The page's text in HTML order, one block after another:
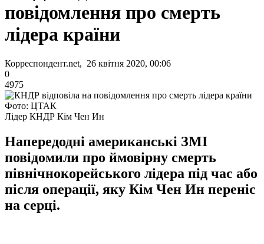
повідомлення про смерть
лідера країни
Корреспондент.net, 26 квітня 2020, 00:06
0
4975
Фото: ЦТАК
Лідер КНДР Кім Чен Ин
Напередодні американські ЗМІ
повідомили про ймовірну смерть
північнокорейського лідера під час або
після операції, яку Кім Чен Ин переніс
на серці.